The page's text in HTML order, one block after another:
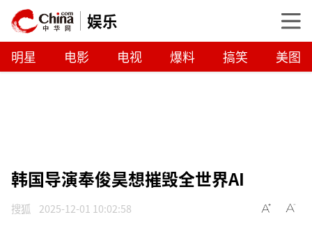
娱乐
明星 电影 电视 爆料 搞笑 美图
韩国导演奉俊昊想摧毁全世界AI
搜狐 2025-12-01 10:02:58